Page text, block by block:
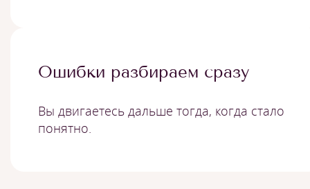
Ошибки разбираем сразу
Вы двигаетесь дальше тогда, когда стало
понятно.